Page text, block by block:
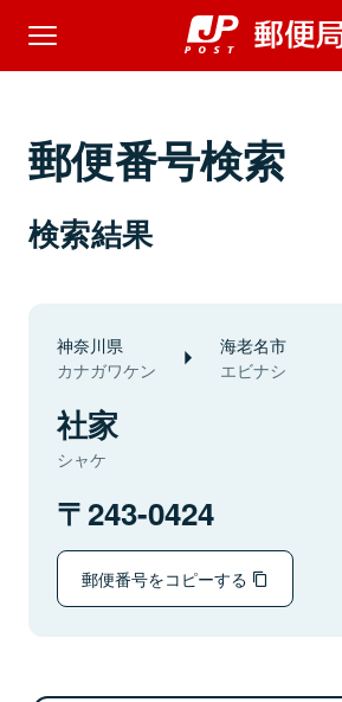
郵便番号検索
検索結果
神奈川県
カナガワケン
海老名市
エビナシ
社家
シャケ
243-0424
郵便番号をコピーする